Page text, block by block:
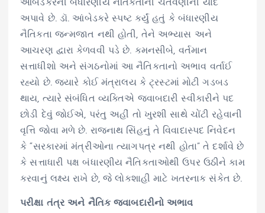
આંબેડકરની બંધારણીય નૈતિકતાની ચેતવણીની યાદ
અપાવે છે. ડૉ. આંબેડકરે સ્પષ્ટ કર્યું હતું કે બંધારણીય
નૈતિકતા જન્મજાત નથી હોતી, તેને અભ્યાસ અને
આચરણ દ્વારા કેળવવી પડે છે. કમનસીબે, વર્તમાન
સત્તાધીશો અને સંગઠનોમાં આ નૈતિકતાનો અભાવ વર્તાઈ
રહ્યો છે. જ્યારે કોઈ મંત્રાલય કે ટ્રસ્ટમાં મોટી ગડબડ
થાય, ત્યારે સંબંધિત વ્યક્તિએ જવાબદારી સ્વીકારીને પદ
છોડી દેવું જોઈએ, પરંતુ અહીં તો ખુરશી સાથે ચોંટી રહેવાની
વૃત્તિ જોવા મળે છે. રાજનાથ સિંહનું તે વિવાદાસ્પદ નિવેદન
કે “સરકારમાં મંત્રીઓના ત્યાગપત્ર નથી હોતા” તે દર્શાવે છે
કે સત્તાધારી પક્ષ બંધારણીય નૈતિકતાઓથી ઉપર ઉઠીને કામ
કરવાનું લક્ષ્ય રાખે છે, જે લોકશાહી માટે ખતરનાક સંકેત છે.
પરીક્ષા તંત્ર અને નૈતિક જવાબદારીનો અભાવ